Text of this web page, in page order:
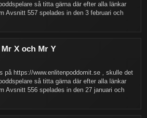
så titta gärna där efter alla länkar
Avsnitt 557 spelades in den 3 februari och
Mr X och Mr Y
på https://www.enlitenpoddomit.se , skulle det
så titta gärna där efter alla länkar
Avsnitt 556 spelades in den 27 januari och